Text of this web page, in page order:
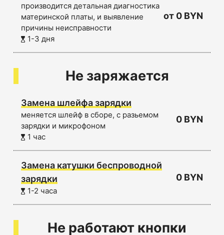
производится детальная диагностика
материнской платы, и выявление
причины неисправности
1-3 дня
от 0 BYN
Не заряжается
Замена шлейфа зарядки
меняется шлейф в сборе, с разьемом
зарядки и микрофоном
1 час
0 BYN
Замена катушки беспроводной
зарядки
1-2 часа
0 BYN
Не работают кнопки